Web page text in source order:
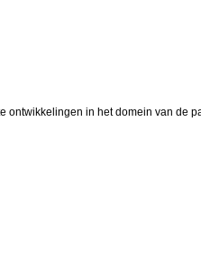
in het domein van de